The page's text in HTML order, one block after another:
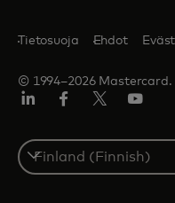
© 1994–2026 Mastercard.
Tietosuoja Ehdot
Select
a
country